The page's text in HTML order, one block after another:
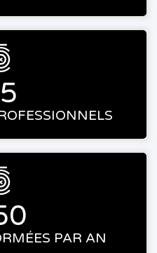
PAR AN